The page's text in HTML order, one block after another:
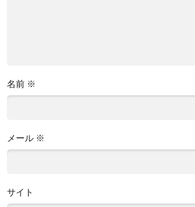
名前 ※
メール ※
サイト